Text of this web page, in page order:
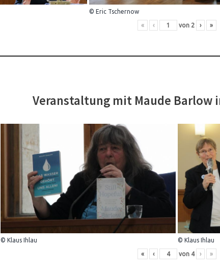
© Eric Tschernow
« ‹ von 2 › »
Veranstaltung mit Maude Barlow
© Klaus Ihlau © Klaus Ihlau
« ‹ von 4 › »